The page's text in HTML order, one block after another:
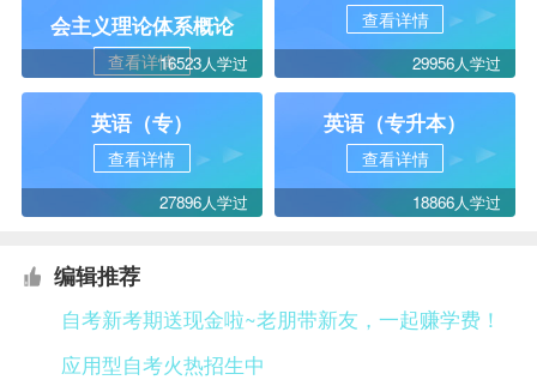
会主义理论体系概论
查看详情16523人学过
查看详情
29956人学过
英语（专）
查看详情
27896人学过
英语（专升本）
查看详情
18866人学过
编辑推荐
自考新考期送现金啦~老朋带新友，一起赚学费！
应用型自考火热招生中